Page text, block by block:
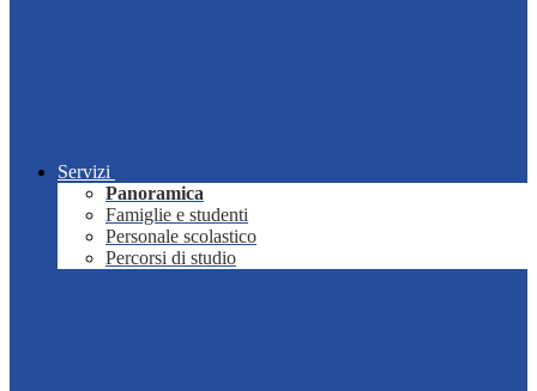
Servizi
Panoramica
Famiglie e studenti
Personale scolastico
Percorsi di studio